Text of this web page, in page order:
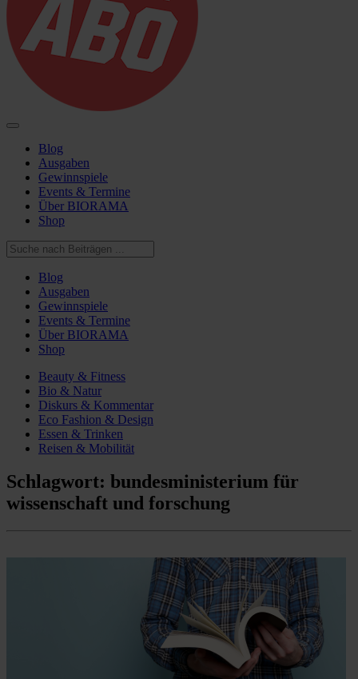
Blog
Ausgaben
Gewinnspiele
Events & Termine
Über BIORAMA
Shop
Blog
Ausgaben
Gewinnspiele
Events & Termine
Über BIORAMA
Shop
Beauty & Fitness
Bio & Natur
Diskurs & Kommentar
Eco Fashion & Design
Essen & Trinken
Reisen & Mobilität
Schlagwort: bundesministerium für
wissenschaft und forschung